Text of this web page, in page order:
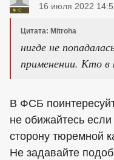
16 июля 2022
Цитата: Mitroha
нигде не
применении. Кто в
В ФСБ
не обижайтесь
сторону тюремной
Не задавайте